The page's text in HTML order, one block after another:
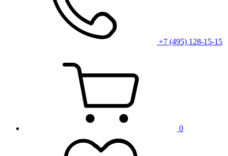
+7 (495) 128-15-15
0